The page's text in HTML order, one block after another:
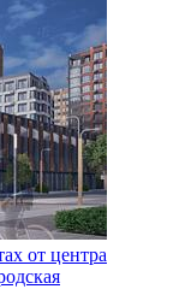
от центра